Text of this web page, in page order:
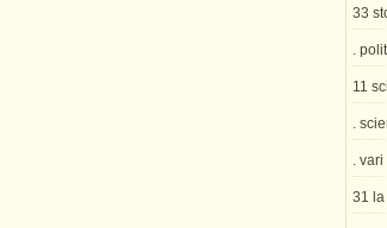
33
.
11
.
.
31 la